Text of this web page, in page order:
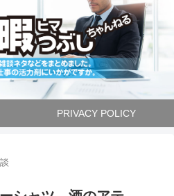
PRIVACY POLICY